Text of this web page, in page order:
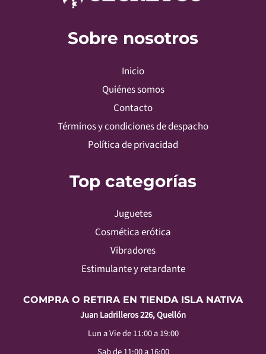
Sobre nosotros
Inicio
Quiénes somos
Contacto
Términos y condiciones de despacho
Política de privacidad
Top categorías
Juguetes
Cosmética erótica
Vibradores
Estimulante y retardante
COMPRA O RETIRA EN TIENDA ISLA NATIVA
Juan Ladrilleros 226, Quellón
Lun a Vie de 11:00 a 19:00